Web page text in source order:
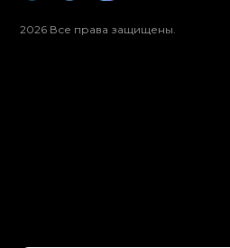
2026 Все права защищены.